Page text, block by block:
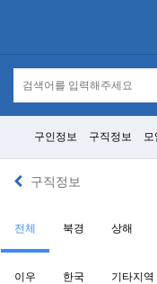
구인정보 구직정보 모
구직정보
전체 북경 상해
이우 한국 기타지역